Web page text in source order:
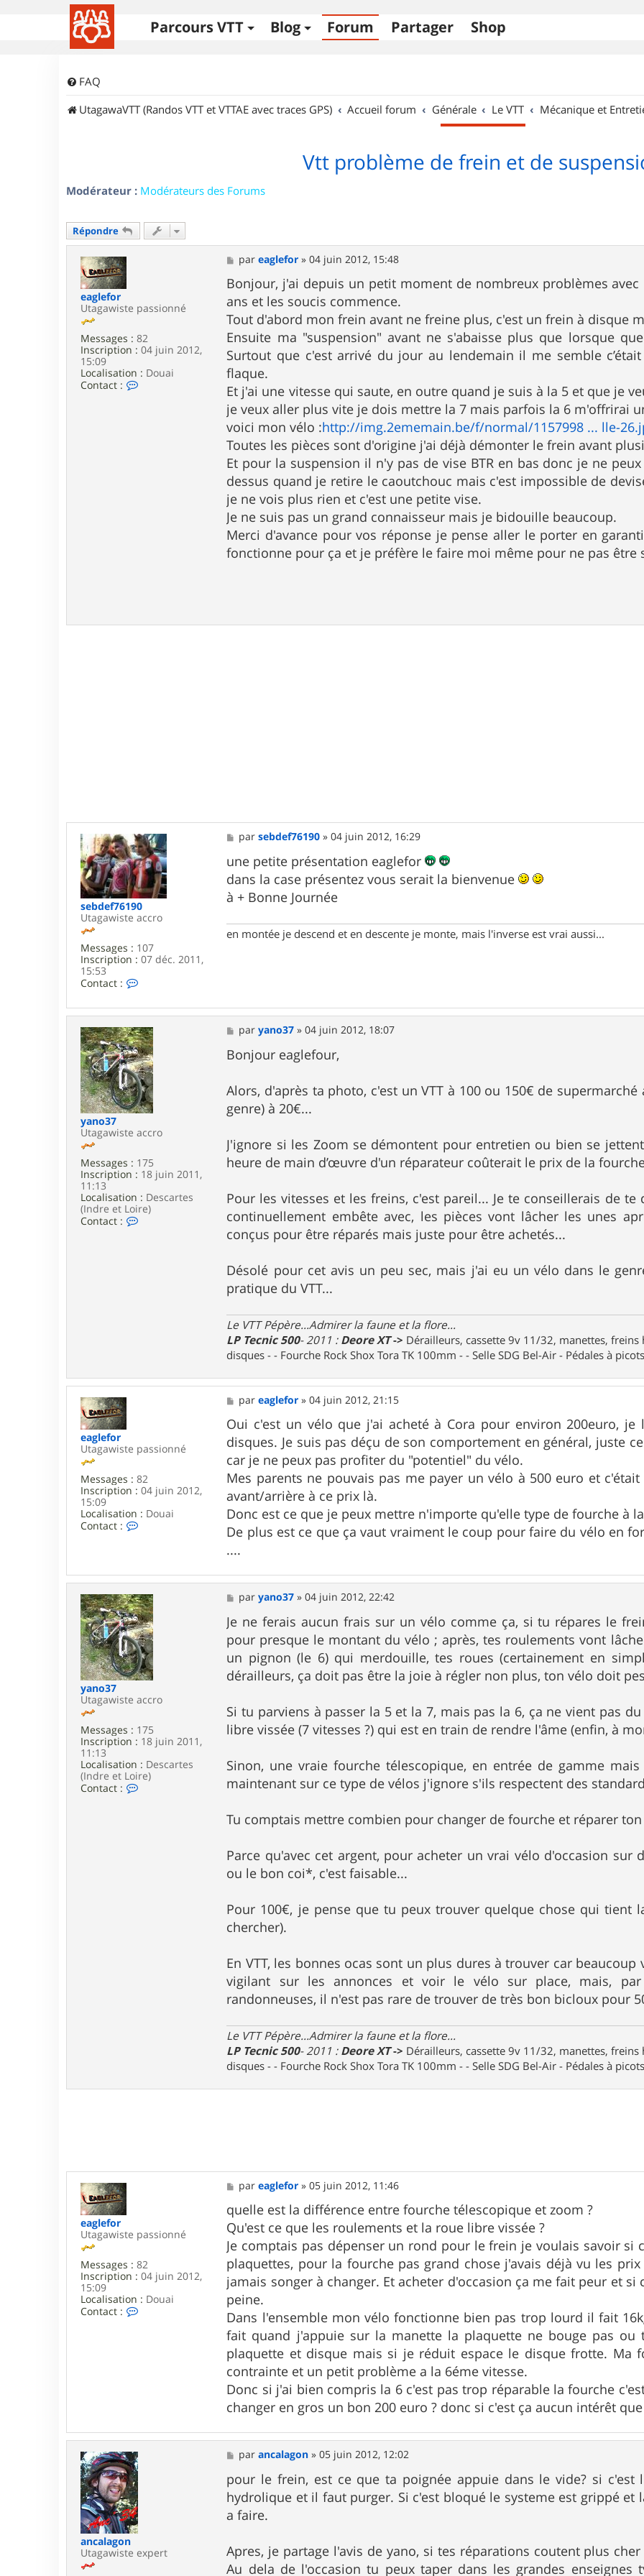
Parcours VTT Blog Forum Partager Shop
FAQ
UtagawaVTT (Randos VTT et VTTAE avec traces GPS)
Accueil forum Générale Le VTT Mécanique et
Vtt problème de frein et de
Modérateur : Modérateurs des Forums
Répondre
eaglefor
Utagawiste passionné
Messages : 82
Inscription : 04 juin 2012,
15:09
Localisation : Douai
Contact :
M
e
s
s
a
g
e
pareaglefor »04 juin 2012, 15:48
Bonjour, j'ai depuis un petit moment de nombreux problèmes
ans et les soucis commence.
Tout d'abord mon frein avant ne freine plus, c'est un frein à disque
Ensuite ma "suspension" avant ne s'abaisse plus que lorsque
Surtout que c'est arrivé du jour au lendemain il me semble
flaque.
Et j'ai une vitesse qui saute, en outre quand je suis à la 5 et que je
je veux aller plus vite je dois mettre la 7 mais parfois la 6 m'offrirai
voici mon vélo :http://img.2ememain.be/f/normal/1157998 ... lle-
Toutes les pièces sont d'origine j'ai déjà démonter le frein avant
Et pour la suspension il n'y pas de vise BTR en bas donc je ne
dessus quand je retire le caoutchouc mais c'est impossible de
je ne vois plus rien et c'est une petite vise.
Je ne suis pas un grand connaisseur mais je bidouille beaucoup.
Merci d'avance pour vos réponse je pense aller le porter en
fonctionne pour ça et je préfère le faire moi même pour ne pas être
sebdef76190
Utagawiste accro
Messages : 107
Inscription : 07 déc. 2011,
15:53
Contact :
n
t
a
c
t
e
r
s
e
b
e
6
1
0
M
e
s
s
a
g
e
parsebdef76190 »04 juin 2012, 16:29
une petite présentation eaglefor
dans la case présentez vous serait la bienvenue
à + Bonne Journée
en montée je descend et en descente je monte, mais l'inverse est vrai aussi...
yano37
Utagawiste accro
Messages : 175
Inscription : 18 juin 2011,
11:13
Localisation : Descartes
(Indre et Loire)
Contact :
7
M
e
s
s
g
e
paryano37 »04 juin 2012, 18:07
Bonjour eaglefour,
Alors, d'après ta photo, c'est un VTT à 100 ou 150€ de
genre) à 20€...
J'ignore si les Zoom se démontent pour entretien ou bien se
heure de main d’œuvre d'un réparateur coûterait le prix de la
Pour les vitesses et les freins, c'est pareil... Je te conseillerais de
continuellement embête avec, les pièces vont lâcher les unes
conçus pour être réparés mais juste pour être achetés...
Désolé pour cet avis un peu sec, mais j'ai eu un vélo dans le
pratique du VTT...
Le VTT Pépère...Admirer la faune et la flore...
LP Tecnic 500- 2011 : Deore XT-> Dérailleurs, cassette 9v 11/32, manettes,
disques - - Fourche Rock Shox Tora TK 100mm - - Selle SDG Bel-Air - Pédales à
eaglefor
Utagawiste passionné
Messages : 82
Inscription : 04 juin 2012,
15:09
Localisation : Douai
Contact :
c
t
e
r
e
a
g
l
e
f
o
r
M
e
s
s
a
g
e
pareaglefor »04 juin 2012, 21:15
Oui c'est un vélo que j'ai acheté à Cora pour environ 200euro,
disques. Je suis pas déçu de son comportement en général, juste
car je ne peux pas profiter du "potentiel" du vélo.
Mes parents ne pouvais pas me payer un vélo à 500 euro et
avant/arrière à ce prix là.
Donc est ce que je peux mettre n'importe qu'elle type de fourche à
De plus est ce que ça vaut vraiment le coup pour faire du vélo en
....
yano37
Utagawiste accro
Messages : 175
Inscription : 18 juin 2011,
11:13
Localisation : Descartes
(Indre et Loire)
Contact :
M
e
s
s
a
g
e
paryano37 »04 juin 2012, 22:42
Je ne ferais aucun frais sur un vélo comme ça, si tu répares le
pour presque le montant du vélo ; après, tes roulements vont
un pignon (le 6) qui merdouille, tes roues (certainement en
dérailleurs, ça doit pas être la joie à régler non plus, ton vélo doit
Si tu parviens à passer la 5 et la 7, mais pas la 6, ça ne vient pas
libre vissée (7 vitesses ?) qui est en train de rendre l'âme (enfin, à
Sinon, une vraie fourche télescopique, en entrée de gamme
maintenant sur ce type de vélos j'ignore s'ils respectent des
Tu comptais mettre combien pour changer de fourche et réparer
Parce qu'avec cet argent, pour acheter un vrai vélo d'occasion sur
ou le bon coi*, c'est faisable...
Pour 100€, je pense que tu peux trouver quelque chose qui tient
chercher).
En VTT, les bonnes ocas sont un plus dures à trouver car
vigilant sur les annonces et voir le vélo sur place, mais,
randonneuses, il n'est pas rare de trouver de très bon bicloux pour
Le VTT Pépère...Admirer la faune et la flore...
LP Tecnic 500- 2011 : Deore XT-> Dérailleurs, cassette 9v 11/32, manettes,
disques - - Fourche Rock Shox Tora TK 100mm - - Selle SDG Bel-Air - Pédales à
eaglefor
Utagawiste passionné
Messages : 82
Inscription : 04 juin 2012,
15:09
Localisation : Douai
Contact :
g
M
e
s
s
a
g
e
pareaglefor »05 juin 2012, 11:46
quelle est la différence entre fourche télescopique et zoom ?
Qu'est ce que les roulements et la roue libre vissée ?
Je comptais pas dépenser un rond pour le frein je voulais savoir si
plaquettes, pour la fourche pas grand chose j'avais déjà vu les
jamais songer à changer. Et acheter d'occasion ça me fait peur et
peine.
Dans l'ensemble mon vélo fonctionne bien pas trop lourd il fait
fait quand j'appuie sur la manette la plaquette ne bouge pas
plaquette et disque mais si je réduit espace le disque frotte. Ma
contrainte et un petit problème a la 6éme vitesse.
Donc si j'ai bien compris la 6 c'est pas trop réparable la fourche
changer en gros un bon 200 euro ? donc si c'est ça aucun intérêt
ancalagon
Utagawiste expert
M
e
s
s
a
g
e
parancalagon »05 juin 2012, 12:02
pour le frein, est ce que ta poignée appuie dans le vide? si
hydrolique et il faut purger. Si c'est bloqué le systeme est grippé et
a faire.
Apres, je partage l'avis de yano, si tes réparations coutent plus
Au dela de l'occasion tu peux taper dans les grandes enseignes